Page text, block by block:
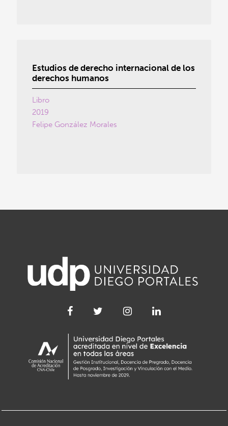
Estudios de derecho internacional de los
derechos humanos
Libro
2019
Felipe González Morales